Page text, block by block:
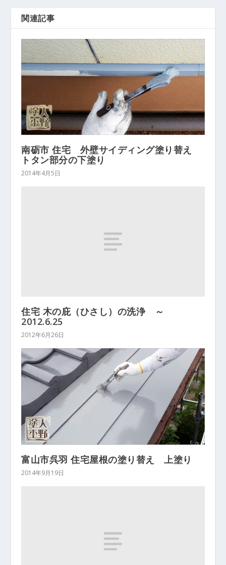
関連記事
南砺市 住宅 外壁サイディング塗り替え
トタン部分の下塗り
2014年4月5日
住宅 木の庇（ひさし）の洗浄 ～
2012.6.25
2012年6月26日
富山市呉羽 住宅屋根の塗り替え 上塗り
2014年9月19日